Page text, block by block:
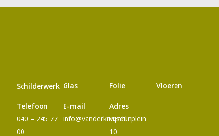
Schilderwerk Glas Folie Vloeren
Telefoon
040 – 245 77
00
E-mail
info@vanderkruijs.nl
Adres
Verdunplein
10